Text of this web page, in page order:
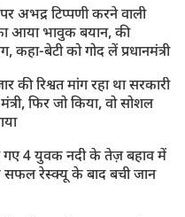
अभद्र टिप्पणी करने वाली
आया भावुक बयान, की
कहा-बेटी को गोद लें प्रधानमंत्री
की रिश्वत मांग रहा था सरकारी
फिर जो किया, वो सोशल
गए 4 युवक नदी के तेज़ बहाव में
रेस्क्यू के बाद बची जान